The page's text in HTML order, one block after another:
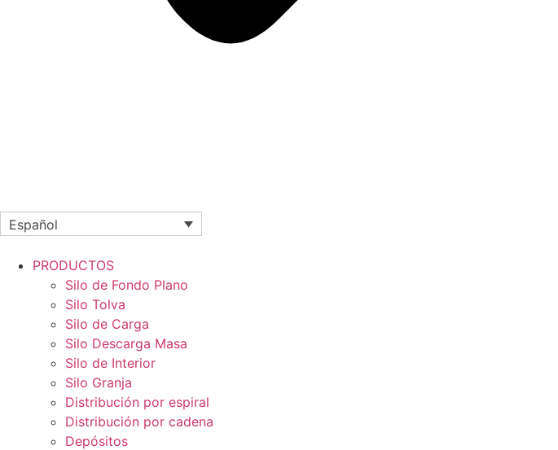
Español
PRODUCTOS
Silo de Fondo Plano
Silo Tolva
Silo de Carga
Silo Descarga Masa
Silo de Interior
Silo Granja
Distribución por espiral
Distribución por cadena
Depósitos